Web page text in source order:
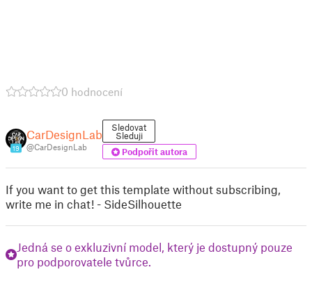
0 hodnocení
19
CarDesignLab
@CarDesignLab
Sledovat
Sleduji
Podpořit autora
If you want to get this template without subscribing,
write me in chat! - SideSilhouette
Jedná se o exkluzivní model, který je dostupný pouze
pro podporovatele tvůrce.